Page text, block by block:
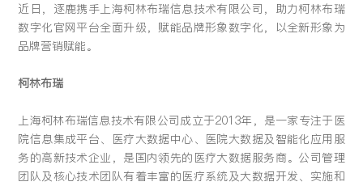
近日，逐鹿携手上海柯林布瑞信息技术有限公司，助力柯林布瑞
数字化官网平台全面升级，赋能品牌形象数字化，以全新形象为
品牌营销赋能。
柯林布瑞
上海柯林布瑞信息技术有限公司成立于2013年，是一家专注于医
院信息集成平台、医疗大数据中心、医院大数据及智能化应用服
务的高新技术企业，是国内领先的医疗大数据服务商。公司管理
团队及核心技术团队有着丰富的医疗系统及大数据开发、实施和
联系方式:*
您的需求:
留言: